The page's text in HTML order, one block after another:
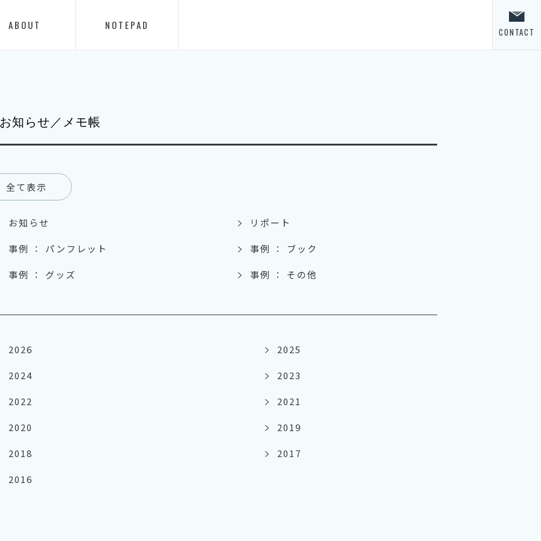
ABOUT NOTEPAD
CONTACT
お知らせ／メモ帳
全て表示
お知らせ リポート
事例 ： パンフレット 事例 ： ブック
事例 ： グッズ 事例 ： その他
2026 2025
2024 2023
2022 2021
2020 2019
2018 2017
2016